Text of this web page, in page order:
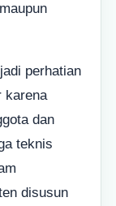
perhatian
karena
dan
teknis
disusun